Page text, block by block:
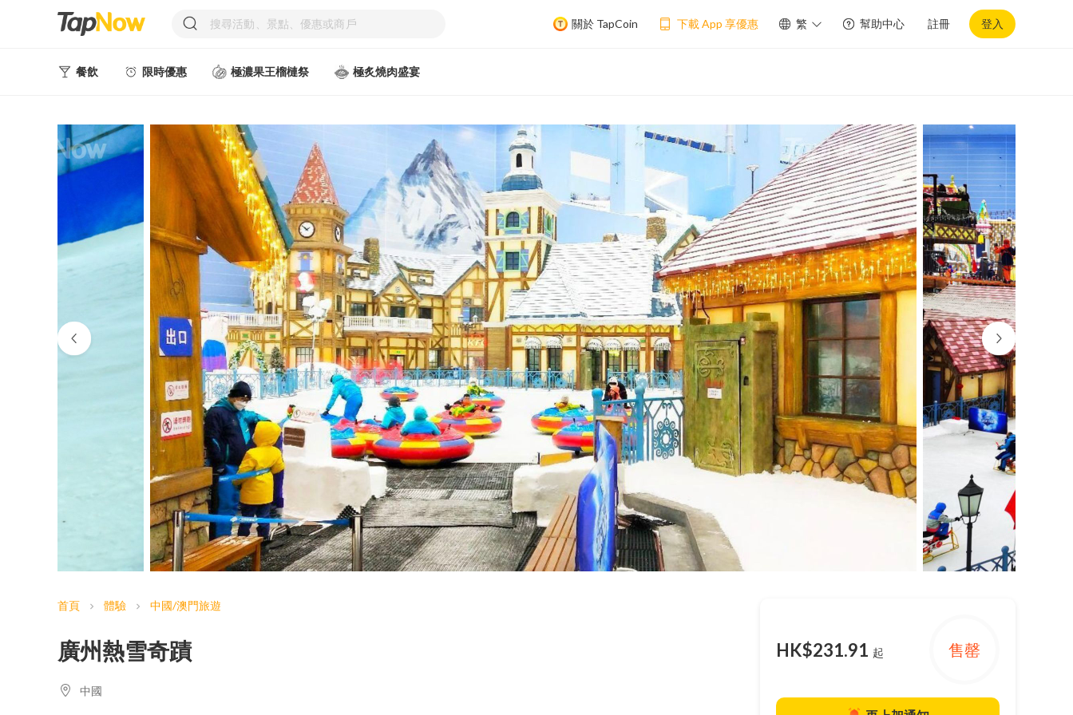
關於 TapCoin 下載 App 享優惠 繁 幫助中心 註冊 登入
餐飲
中式美食
西式美食
台式美食
東南亞美食
限時優惠 極濃果王榴槤祭 極炙燒肉盛宴
首頁 chevron_right 體驗 chevron_right 中國/澳門旅遊
廣州熱雪奇蹟
中國
HK$231.91 起 售罄